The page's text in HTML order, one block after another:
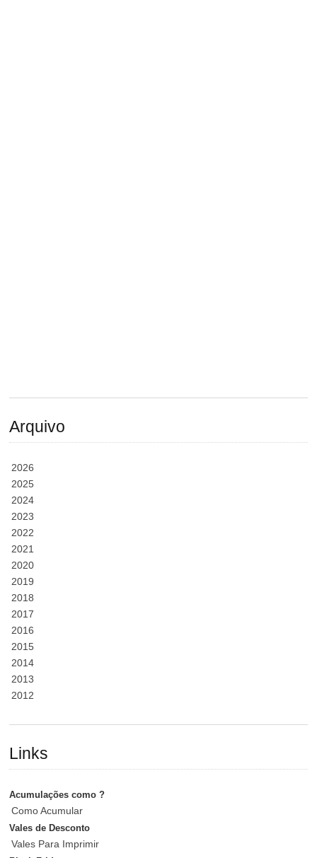
Arquivo
2026
2025
2024
2023
2022
2021
2020
2019
2018
2017
2016
2015
2014
2013
2012
Links
Acumulações como ?
Como Acumular
Vales de Desconto
Vales Para Imprimir